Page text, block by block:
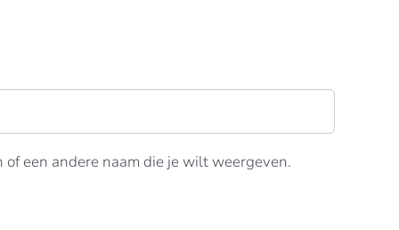
een andere naam die je wilt weergeven.